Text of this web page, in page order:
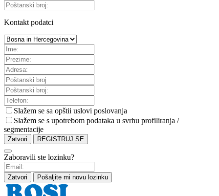
Kontakt podatci
Slažem se sa opštii uslovi poslovanja
Slažem se s upotrebom podataka u svrhu profiliranja /
segmentacije
Zatvori REGISTRUJ SE
Zaboravili ste lozinku?
Zatvori Pošaljite mi novu lozinku